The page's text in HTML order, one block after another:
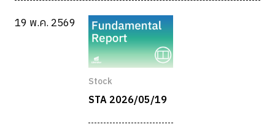
19 พ.ค. 2569
Stock
STA 2026/05/19